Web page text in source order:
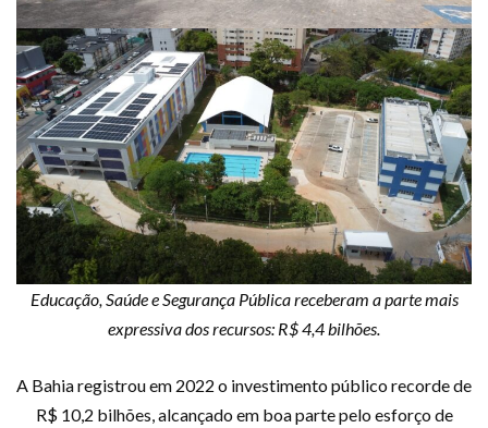
Educação, Saúde e Segurança Pública receberam a parte mais
expressiva dos recursos: R$ 4,4 bilhões.
A Bahia registrou em 2022 o investimento público recorde de
R$ 10,2 bilhões, alcançado em boa parte pelo esforço de